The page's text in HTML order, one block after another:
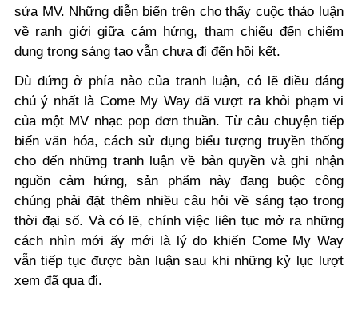
sửa MV. Những diễn biến trên cho thấy cuộc thảo luận
về ranh giới giữa cảm hứng, tham chiếu đến chiếm
dụng trong sáng tạo vẫn chưa đi đến hồi kết.
Dù đứng ở phía nào của tranh luận, có lẽ điều đáng
chú ý nhất là Come My Way đã vượt ra khỏi phạm vi
của một MV nhạc pop đơn thuần. Từ câu chuyện tiếp
biến văn hóa, cách sử dụng biểu tượng truyền thống
cho đến những tranh luận về bản quyền và ghi nhận
nguồn cảm hứng, sản phẩm này đang buộc công
chúng phải đặt thêm nhiều câu hỏi về sáng tạo trong
thời đại số. Và có lẽ, chính việc liên tục mở ra những
cách nhìn mới ấy mới là lý do khiến Come My Way
vẫn tiếp tục được bàn luận sau khi những kỷ lục lượt
xem đã qua đi.